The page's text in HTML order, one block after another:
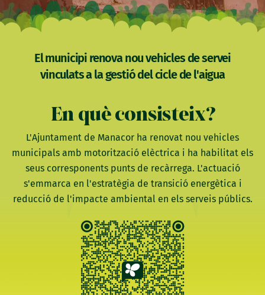
El municipi renova nou vehicles de servei
vinculats a la gestió del cicle de l'aigua
En què consisteix?
L'Ajuntament de Manacor ha renovat nou vehicles
municipals amb motorització elèctrica i ha habilitat els
seus corresponents punts de recàrrega. L'actuació
s'emmarca en l'estratègia de transició energètica i
reducció de l'impacte ambiental en els serveis públics.